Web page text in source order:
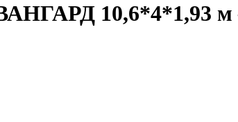
10,6*4*1,93